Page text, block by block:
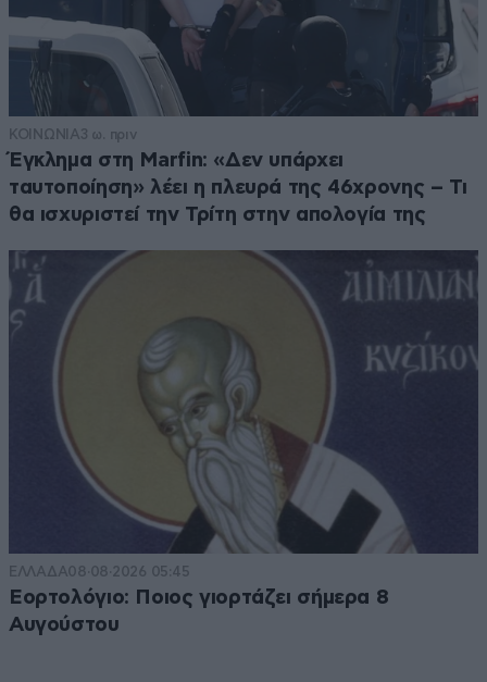
ΚΟΙΝΩΝΙΑ3 ω. πριν
Έγκλημα στη Marfin: «Δεν υπάρχει
ταυτοποίηση» λέει η πλευρά της 46χρονης – Τι
θα ισχυριστεί την Τρίτη στην απολογία της
ΕΛΛΑΔΑ08·08·2026 05:45
Εορτολόγιο: Ποιος γιορτάζει σήμερα 8
Αυγούστου